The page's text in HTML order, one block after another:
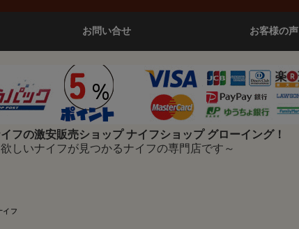
お問い合せ お客様の声
フの激安販売ショップ ナイフショップ グローイング！
しいナイフが見つかるナイフの専門店です～
イフ